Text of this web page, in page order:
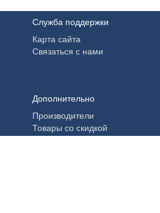
Служба поддержки
Карта сайта
Связаться с нами
Дополнительно
Производители
Товары со скидкой
Архив